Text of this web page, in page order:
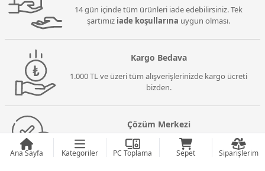
Ana Sayfa Kategoriler PC Toplama Sepet Siparişlerim
14 gün içinde tüm ürünleri iade edebilirsiniz. Tek
şartımız iade koşullarına uygun olması.
Kargo Bedava
1.000 TL ve üzeri tüm alışverişlerinizde kargo ücreti
bizden.
Çözüm Merkezi
Alışveriş deneyimizle ilgili aklınıza takılan sorularda
dair kapsamlı ve güncel
bilgilere erişebilirsiniz.